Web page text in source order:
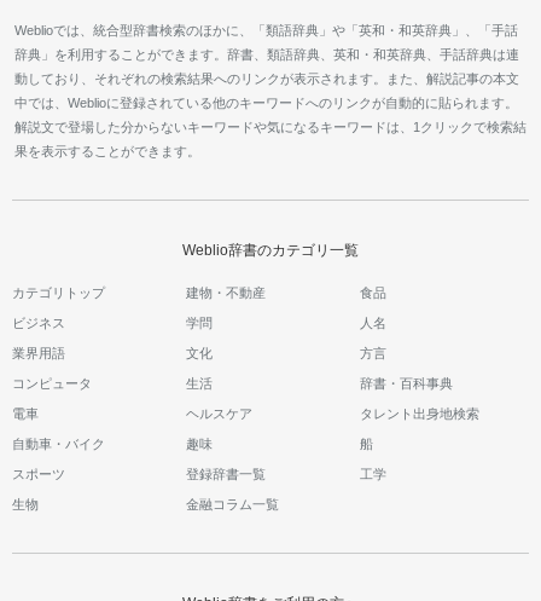
Weblioでは、統合型辞書検索のほかに、「類語辞典」や「英和・和英辞典」、「手話
辞典」を利用することができます。辞書、類語辞典、英和・和英辞典、手話辞典は連
動しており、それぞれの検索結果へのリンクが表示されます。また、解説記事の本文
中では、Weblioに登録されている他のキーワードへのリンクが自動的に貼られます。
解説文で登場した分からないキーワードや気になるキーワードは、1クリックで検索結
果を表示することができます。
Weblio辞書のカテゴリ一覧
カテゴリトップ 建物・不動産 食品
ビジネス 学問 人名
業界用語 文化 方言
コンピュータ 生活 辞書・百科事典
電車 ヘルスケア タレント出身地検索
自動車・バイク 趣味 船
スポーツ 登録辞書一覧 工学
生物 金融コラム一覧